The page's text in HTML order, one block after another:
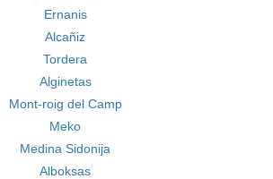
Ernanis
Alcañiz
Tordera
Alginetas
Mont-roig del Camp
Meko
Medina Sidonija
Alboksas